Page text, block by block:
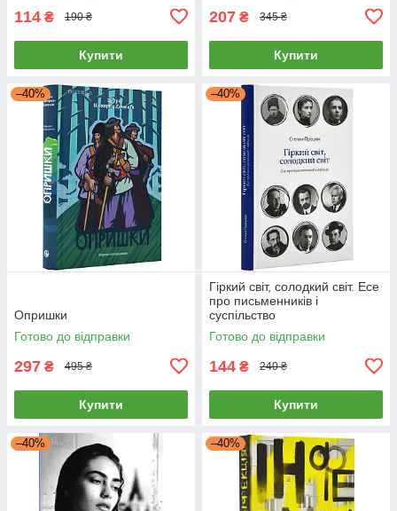
114 ₴ 190 ₴
Купити
207 ₴ 345 ₴
Купити
–40%
Опришки
Готово до відправки
297 ₴ 495 ₴
Купити
–40%
Гіркий світ, солодкий світ. Есе
про письменників і
суспільство
Готово до відправки
144 ₴ 240 ₴
Купити
–40% –40%